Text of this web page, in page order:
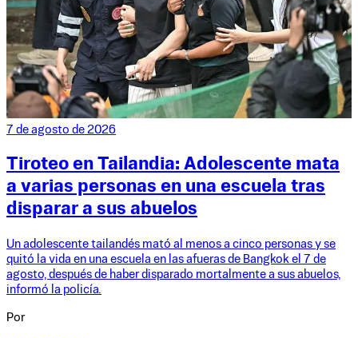
7 de agosto de 2026
Tiroteo en Tailandia: Adolescente mata
a varias personas en una escuela tras
disparar a sus abuelos
Un adolescente tailandés mató al menos a cinco personas y se
quitó la vida en una escuela en las afueras de Bangkok el 7 de
agosto, después de haber disparado mortalmente a sus abuelos,
informó la policía.
Por